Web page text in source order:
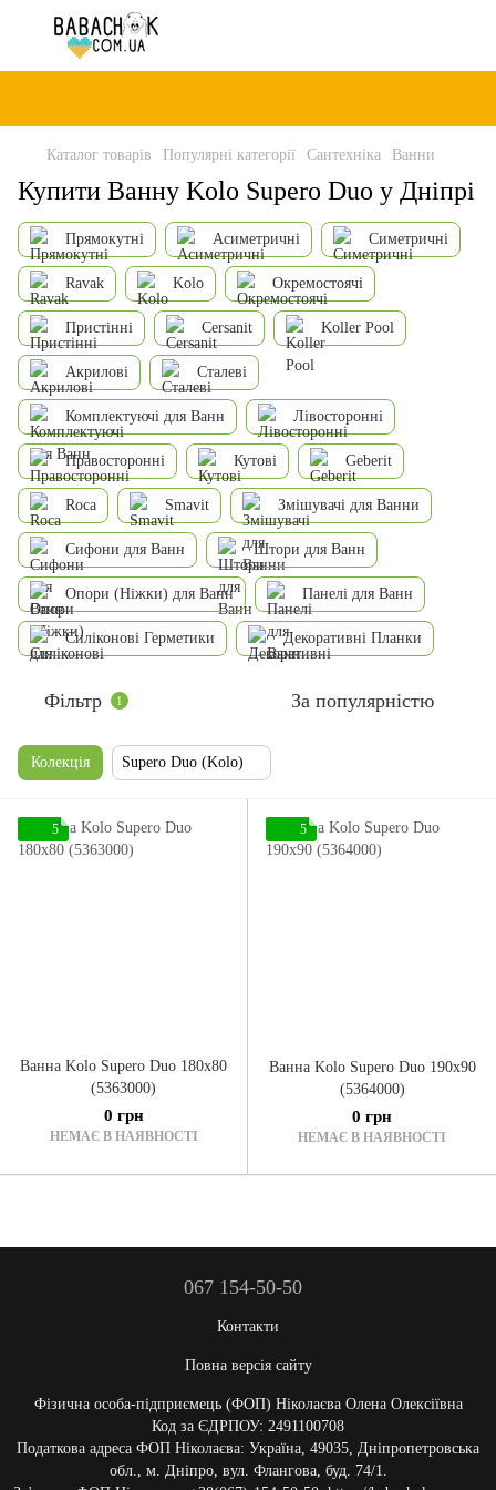
Каталог товарів Популярні категорії Сантехніка Ванни
Купити Ванну Kolo Supero Duo у Дніпрі
Прямокутні Асиметричні Симетричні
Ravak Kolo Окремостоячі
Пристінні Cersanit Koller Pool
Акрилові Сталеві
Комплектуючі для Ванн Лівосторонні
Правосторонні Кутові Geberit
Roca Smavit Змішувачі для Ванни
Сифони для Ванн Штори для Ванн
Опори (Ніжки) для Ванн Панелі для Ванн
Силіконові Герметики Декоративні Планки
Фільтр 1 За популярністю
Колекція Supero Duo (Kolo)
5
Ванна Kolo Supero Duo 180x80
(5363000)
0 грн
НЕМАЄ В НАЯВНОСТІ
5
Ванна Kolo Supero Duo 190x90
(5364000)
0 грн
НЕМАЄ В НАЯВНОСТІ
067 154-50-50
Контакти
Повна версія сайту
Фізична особа-підприємець (ФОП) Ніколаєва Олена Олексіївна
Код за ЄДРПОУ: 2491100708
Податкова адреса ФОП Ніколаєва: Україна, 49035, Дніпропетровська
обл., м. Дніпро, вул. Флангова, буд. 74/1.